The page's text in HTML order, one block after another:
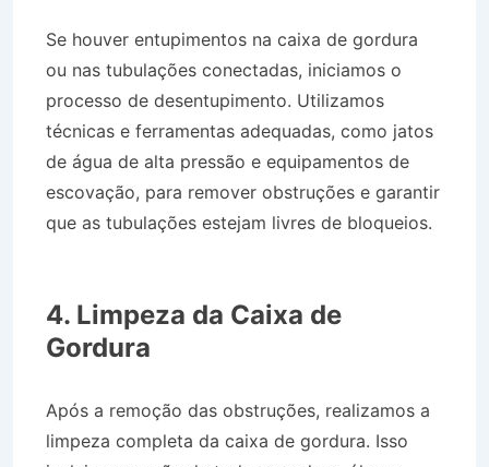
Se houver entupimentos na caixa de gordura
ou nas tubulações conectadas, iniciamos o
processo de desentupimento. Utilizamos
técnicas e ferramentas adequadas, como jatos
de água de alta pressão e equipamentos de
escovação, para remover obstruções e garantir
que as tubulações estejam livres de bloqueios.
4. Limpeza da Caixa de
Gordura
Após a remoção das obstruções, realizamos a
limpeza completa da caixa de gordura. Isso